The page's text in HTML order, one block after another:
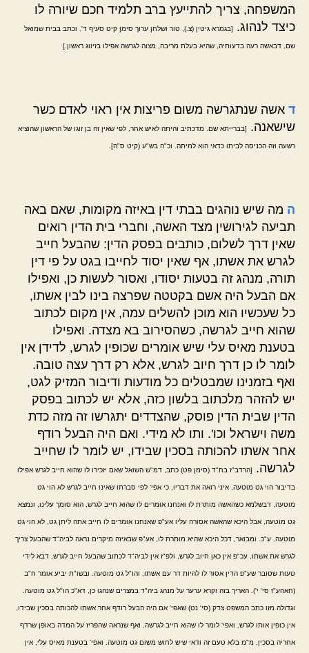
המשפחה, צריך להתייעץ ברב תלמיד חכם שיורה לו
כיצד לנהוג.
[בגמרא גיטין (צ.), טור ושלחן ערוך סימן קיט סעיף ד'. וכתב בבית שמואל
שם, דבאשה רעה בדעותיה, שהיא בעלת מריבה, מצוה לגרשה אפילו בזיווג ראשון.]
ד אשה שנתגרשה משום פריצות אין ראוי לאדם כשר
שישאנה.
[בברייתא שם. מדכתיב והיתה לאיש אחר, לפי שאין זה בן זוגו של הראשון שהוציא
רשעה וזה הכניסה לביתו כדאי הוא למיתה. וכ"ה בש"ע (קיט ס"ה].
ה מה שיש נוהגים בבתי דין באיזה מקומות, שאם באה
תביעה לגירושין מצד האשה, וחברי בית הדין רואים
שאין דרך לשלום, כותבים בפסק הדין: שהבעל חייב
לגרש את אשתו, אף שאין יסוד לחייבו בגט על פי דין
תורה, מנהג זה בטעות יסודו, ואסור לעשות כן, ואפילו
אם הבעל היה אשם בקטטה שפרצה בינו לבין אשתו,
כל שעכשיו הוא מוכן להשלים עמה, אין מקום לכתוב
שהוא חייב לגרשה, כשהסירוב בא מצדה. ואפילו
בטענת מאיס עלי שיש אומרים שכופין לגרש, לדידן אין
לומר לו כן דרך חיוב לגרש, אלא רק דרך עצה טובה.
ואף בזמנינו שמבטלים כל מודעות ודיבור המזיק לגט,
יש להזהר מלכתוב בלשון כזה, אלא יש לכתוב בפסק
הדין שבית הדין פוסק, שהצדדים יתגרשו זה מזה כדת
משה וישראל וכו'. ותו לא מידי. ואם היה הבעל רודף
אחר אשתו להכותה בסכין שבידו, יש לומר לו שחייב
לגרשה.
[הרדב"ז בח"ד (סימן פט) כתב, דמ"ש השואל שאם יזכירו לו שהוא חייב לגרש אפילו
בדיבור הוי גט מוטעה, איני רואה את דבריו, כי אפי' לפי סברתו שאינו חייב לגרש לא הוי גט
מוטעה, דבשלמא כשהאשה מותרת לו ואנחנו אומרים לו שהוא חייב לגרש, הוא סומך עלינו, ונמצא
גט מוטעה, אבל היכא שהאשה אסורה עליו אע"פ שאנחנו אומרים לו חייב אתה ליתן גט, לא הוי גט
מוטעה. ע"כ. ומבואר, דכל היכא שהיא מותרת לו, אע"פ שבאיזה מיקרים נראה לביה"ד שהבעל צריך
לגרש את אשתו, עכ"פ אין כאן חיוב לגרש, ולפ"ז אין לביה"ד לכתוב שהבעל חייב לגרש, דבא לידי
טעות שסובר שע"פ הדין אסור לו להיות דר עם אשתו, והו"ל גט מוטעה. ובשו"ת יביע אומר ח"ב
(חאהע"ז סי' י'). האריך בזה וקרא ערער על מנהג ביה"ד במצרים שנהגו כן, דא"כ הו"ל גט מוטעה.
וגדולה מזו כתב המשפט צדק (סי' נט) שאפי' אם היה הבעל רודף אחר אשתו להכותה בסכין שבידו,
אין כופין אותו לגרש, ואפי' לומר לו שהוא חייב לגרשה. ואף שנראה שהפריז על המדה באופן שרדף
אחריה בסכין, מ"מ בלא טעם זה ודאי שיש לחוש משום גט מוטעה. ואפי' בטענת מאיס עלי, אין